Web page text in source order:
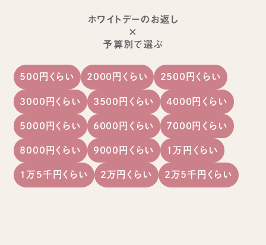
ホワイトデーのお返し
×
予算別で選ぶ
500円くらい 2000円くらい 2500円くらい
3000円くらい 3500円くらい 4000円くらい
5000円くらい 6000円くらい 7000円くらい
8000円くらい 9000円くらい 1万円くらい
1万5千円くらい 2万円くらい 2万5千円くらい